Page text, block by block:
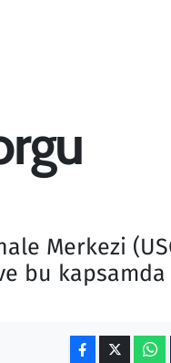
Merkezi
bu kapsamda